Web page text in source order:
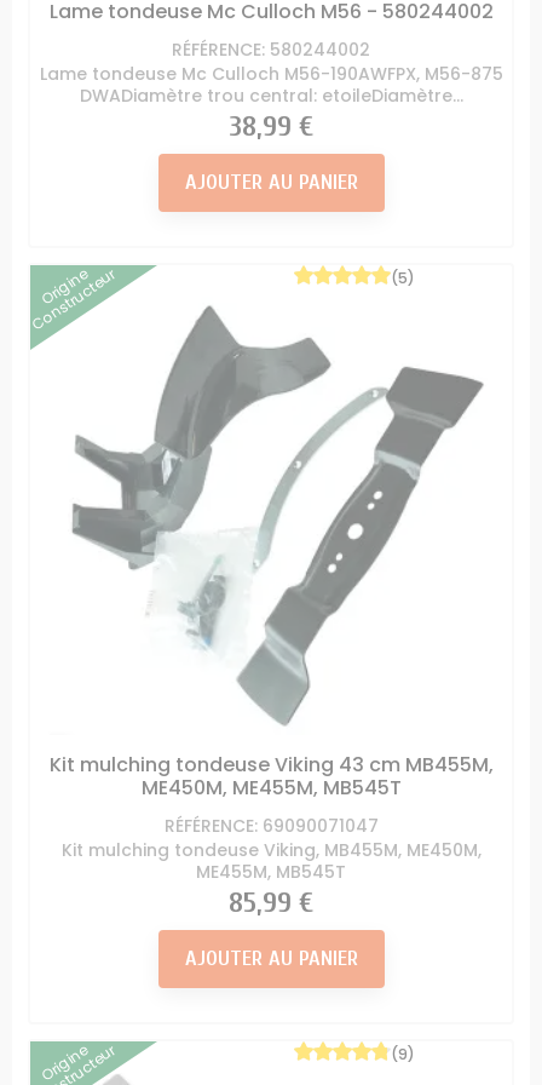
Lame tondeuse Mc Culloch M56 - 580244002
RÉFÉRENCE: 580244002
Lame tondeuse Mc Culloch M56-190AWFPX, M56-875
DWADiamètre trou central: etoileDiamètre...
Prix
38,99 €
AJOUTER AU PANIER
Origine
Constructeur
Kit mulching tondeuse Viking 43 cm MB455M,
ME450M, ME455M, MB545T
RÉFÉRENCE: 69090071047
Kit mulching tondeuse Viking, MB455M, ME450M,
ME455M, MB545T
(5)
Prix
85,99 €
AJOUTER AU PANIER
Origine (9)